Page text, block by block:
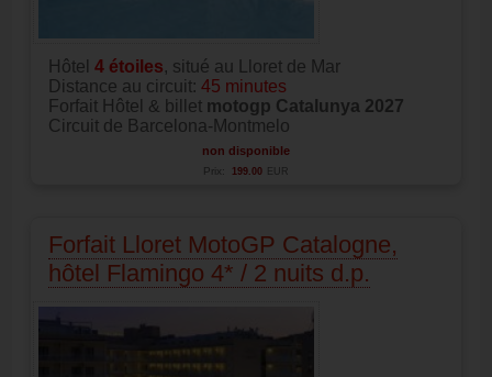
Hôtel 4 étoiles, situé au Lloret de Mar
Distance au circuit: 45 minutes
Forfait Hôtel & billet motogp Catalunya 2027
Circuit de Barcelona-Montmelo
non disponible
Prix: 199.00 EUR
Forfait Lloret MotoGP Catalogne,
hôtel Flamingo 4* / 2 nuits d.p.